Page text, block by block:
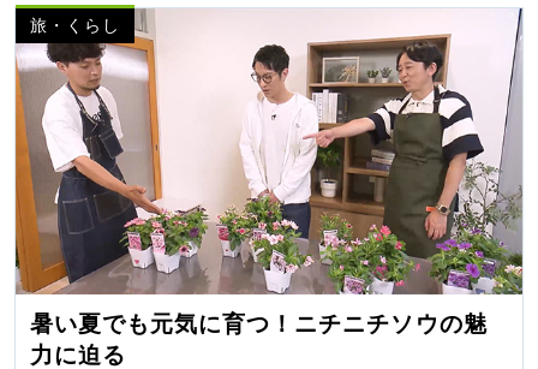
旅・くらし
暑い夏でも元気に育つ！ニチニチソウの魅
力に迫る